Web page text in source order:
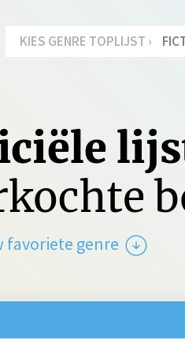
KIES GENRE TOPLIJST ›
favoriete genre